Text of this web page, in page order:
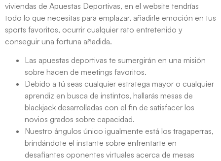
viviendas de Apuestas Deportivas, en el website tendrí­as
todo lo que necesitas para emplazar, añadirle emoción en tus
sports favoritos, ocurrir cualquier rato entretenido y
conseguir una fortuna añadida.
Las apuestas deportivas te sumergirán en una misión
sobre hacen de meetings favoritos.
Debido a tú seas cualquier estratega mayor o cualquier
aprendiz en busca de instintos, hallarás mesas de
blackjack desarrolladas con el fin de satisfacer los
novios grados sobre capacidad.
Nuestro ángulos único igualmente está los tragaperras,
brindándote el instante sobre enfrentarte en
desafiantes oponentes virtuales acerca de mesas